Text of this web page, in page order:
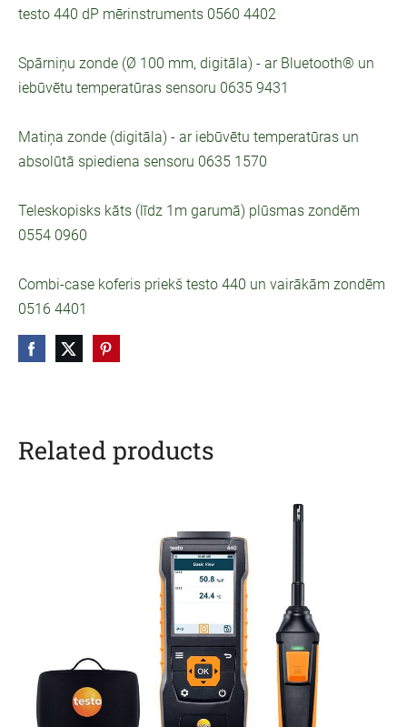
testo 440 dP mērinstruments 0560 4402
Spārniņu zonde (Ø 100 mm, digitāla) - ar Bluetooth® un
iebūvētu temperatūras sensoru 0635 9431
Matiņa zonde (digitāla) - ar iebūvētu temperatūras un
absolūtā spiediena sensoru 0635 1570
Teleskopisks kāts (līdz 1m garumā) plūsmas zondēm
0554 0960
Combi-case koferis priekš testo 440 un vairākām zondēm
0516 4401
Related products